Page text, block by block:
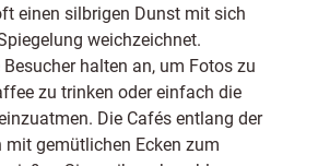
einen silbrigen Dunst mit sich
weichzeichnet.
halten an, um Fotos zu
zu trinken oder einfach die
Die Cafés entlang der
mit gemütlichen Ecken zum